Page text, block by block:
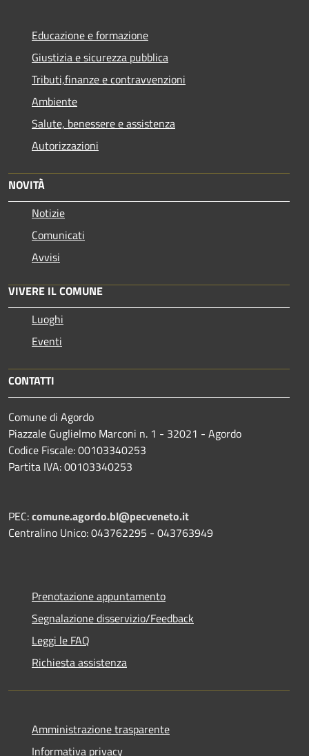
Educazione e formazione
Giustizia e sicurezza pubblica
Tributi,finanze e contravvenzioni
Ambiente
Salute, benessere e assistenza
Autorizzazioni
NOVITÀ
Notizie
Comunicati
Avvisi
VIVERE IL COMUNE
Luoghi
Eventi
CONTATTI
Comune di Agordo
Piazzale Guglielmo Marconi n. 1 - 32021 - Agordo
Codice Fiscale: 00103340253
Partita IVA: 00103340253
PEC:comune.agordo.bl@pecveneto.it
Centralino Unico: 043762295 - 043763949
Prenotazione appuntamento
Segnalazione disservizio/Feedback
Leggi le FAQ
Richiesta assistenza
Amministrazione trasparente
Informativa privacy